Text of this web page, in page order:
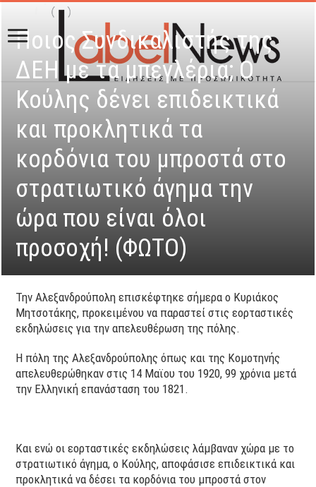
Ποιος Συνδικαλιστής της
ΔΕΗ με τα μπεγλέρια; Ο
Κούλης δένει επιδεικτικά
και προκλητικά τα
κορδόνια του μπροστά στο
στρατιωτικό άγημα την
ώρα που είναι όλοι
προσοχή! (ΦΩΤΟ)
Την Αλεξανδρούπολη επισκέφτηκε σήμερα ο Κυριάκος
Μητσοτάκης, προκειμένου να παραστεί στις εορταστικές
εκδηλώσεις για την απελευθέρωση της πόλης.
Η πόλη της Αλεξανδρούπολης όπως και της Κομοτηνής
απελευθερώθηκαν στις 14 Μαϊου του 1920, 99 χρόνια μετά
την Ελληνική επανάσταση του 1821.
Και ενώ οι εορταστικές εκδηλώσεις λάμβαναν χώρα με το
στρατιωτικό άγημα, ο Κούλης, αποφάσισε επιδεικτικά και
προκλητικά να δέσει τα κορδόνια του μπροστά στον